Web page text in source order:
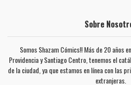
Sobre
Somos Shazam Cómics!! Más de 20 años
Providencia y Santiago Centro, tenemos el
de la ciudad, ya que estamos en línea con las
extranjeras.